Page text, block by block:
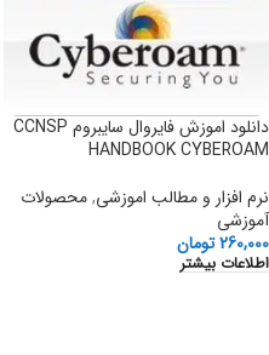
دانلود اموزش فایروال سایبروم CCNSP
HANDBOOK CYBEROAM
نرم افزار و مطالب اموزشی,محصولات
آموزشی
260,000تومان
اطلاعات بیشتر